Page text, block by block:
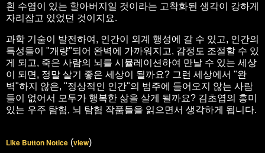
흰 수염이 있는 할아버지일 것이라는 고착화된 생각이 강하게
자리잡고 있었던 것이지요.
과학 기술이 발전하여, 인간이 외계 행성에 갈 수 있고, 인간의
특성들이 "개량"되어 완벽에 가까워지고, 감정도 조절할 수 있
게 되고, 죽은 사람의 뇌를 시뮬레이션하여 만날 수 있는 세상
이 되면, 정말 살기 좋은 세상이 될까요? 그런 세상에서 "완
벽"하지 않은, "정상적인 인간"의 범주에 들어오지 않는 사람
들이 없어서 모두가 행복한 삶을 살게 될까요? 김초엽의 흥미
있는 우주 탐험, 뇌 탐험 작품들을 읽으면서 생각하게 됩니다.
Like Button Notice (view)